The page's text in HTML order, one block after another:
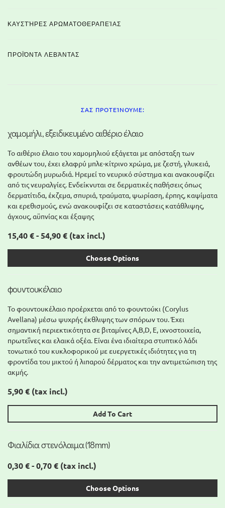
ΚΑΥΣΤΉΡΕΣ ΑΡΩΜΑΤΟΘΕΡΑΠΕΊΑΣ
ΠΡΟΪΌΝΤΑ ΛΕΒΆΝΤΑΣ
ΣΑΣ ΠΡΟΤΕΊΝΟΥΜΕ:
χαμομήλι, εξειδικευμένο αιθέριο έλαιο
Το αιθέριο έλαιο του χαμομηλιού εξάγεται με απόσταξη των
ανθέων του, έχει ελαφρύ μπλε-κίτρινο χρώμα, με ζεστή, γλυκειά,
φρουτώδη μυρωδιά. Ηρεμεί το νευρικό σύστημα και ανακουφίζει
από τις νευραλγίες. Ενδείκνυται σε δερματικές παθήσεις όπως
δερματίτιδα, έκζεμα, σπυριά, τραύματα, ψωρίαση, έρπης, καψίματα
και ερεθισμούς, ενώ ανακουφίζει σε καταστάσεις κατάθλιψης,
άγχους, αϋπνίας και έξαψης
15,40 € - 54,90 € (tax incl.)
Choose Options
φουντουκέλαιο
Το φουντουκέλαιο προέρχεται από το φουντούκι (Corylus
Avellana) μέσω ψυχρής έκθλιψης των σπόρων του. Έχει
σημαντική περιεκτικότητα σε βιταμίνες A,Β,D, Ε, ιχνοστοιχεία,
πρωτεΐνες και ελαικά οξέα. Είναι ένα ιδιαίτερα στυπτικό λάδι
τονωτικό του κυκλοφορικού με ευεργετικές ιδιότητες για τη
φροντίδα του μικτού ή λιπαρού δέρματος και την αντιμετώπιση της
ακμής.
5,90 € (tax incl.)
Add To Cart
Φιαλίδια στενόλαιμα (18mm)
0,30 € - 0,70 € (tax incl.)
Choose Options